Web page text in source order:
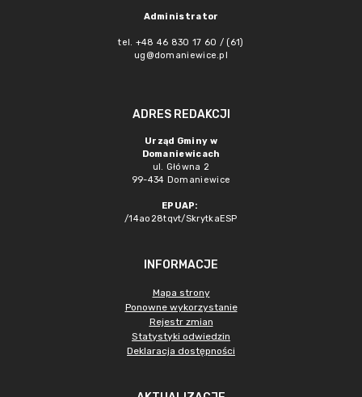
Administrator
tel. +48 46 830 17 60 / (61)
ug@domaniewice.pl
ADRES REDAKCJI
Urząd Gminy w
Domaniewicach
ul. Główna 2
99-434 Domaniewice
EPUAP:
/14ao28tqvt/SkrytkaESP
INFORMACJE
Mapa strony
Ponowne wykorzystanie
Rejestr zmian
Statystyki odwiedzin
Deklaracja dostępności